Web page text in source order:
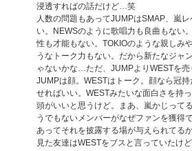
浸透すればの話だけど…笑
人数の問題もあってJUMPはSMAP、嵐
い。NEWSのように歌唱力も良曲もない
性も才能もない。TOKIOのような親しみ
うなトーク力もない。だから新たなジャ
ゃないかな…ただ、JUMPよりWESTを売
JUMPは顔。WESTはトーク。顔なら冠
せればいい。WESTみたいな面白さを持
頭がいいと思うけど。まあ、嵐かじって
うでもないメンバーがなぜファンを獲得
あってそれを披露する場が与えられてる
見た友達はWESTをブスと言っていたけ